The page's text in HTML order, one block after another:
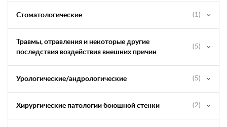
Стоматологические (1)
Травмы, отравления и некоторые другие
последствия воздействия внешних причин
(5)
Урологические/андрологические (5)
Хирургические патологии боюшной стенки (2)